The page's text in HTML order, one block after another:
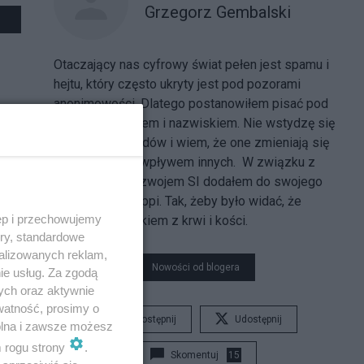
Grzegorz Gembalski
Otaczający nas cyfrowy świat pełen jest spamu i
hejtu, który często ukryty jest pod pozorami
anonimowości. Dlatego postanowiłem pisać pod
własnym imieniem i nazwiskiem. Nie wstydzę się
własnych poglądów i wiem, że one zmieniają się
w czasie i pod wpływem innych. W związku z
gwałtownym rozwojem SI dodałem do swojego
profilu konto suppi. Tak, żeby było widać, że
jestem człowiekiem z krwi i kości.
Nowości od blogera
Udostępnij Udostępnij
Skomentuj 15
i przechowujemy
standardowe
reklam,
usług. Za zgodą
oraz aktywnie
prosimy o
i zawsze możesz
rogu strony
.